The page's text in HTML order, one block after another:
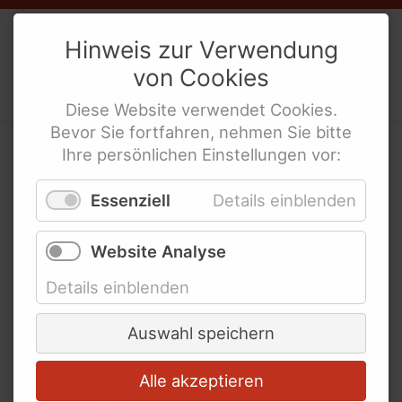
Unsere Veröffentlichungen
WeiberZEIT
Bisherige Ausgaben
Schlagworte
Bisherige Ausgaben
Schlagworte
Animierte Erklärfilme
Wir sind Weibernetz
Weibernetze.V.
Politische Interes­sen­ver­tre­tung
behinderte Frauen
Stellungnahmen &
Positionen
2017
Stellungnahme zur Istanbul-
Konvention
Hinweis zur Verwendung
von Cookies
Diese Website verwendet Cookies.
Bevor Sie fortfahren, nehmen Sie bitte
Ihre persönlichen Einstellungen vor:
Essenziell Details einblenden
Website Analyse
Details einblenden
Auswahl speichern
Alle akzeptieren